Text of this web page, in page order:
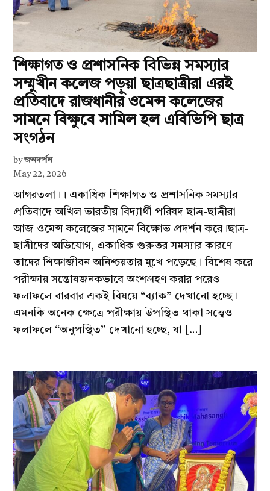
শিক্ষাগত ও প্রশাসনিক বিভিন্ন সমস্যার
সম্মুখীন কলেজ পড়ুয়া ছাত্রছাত্রীরা এরই
প্রতিবাদে রাজধানীর ওমেন্স কলেজের
সামনে বিক্ষুবে সামিল হল এবিভিপি ছাত্র
সংগঠন
by জনদর্পন
May 22, 2026
আগরতলা।। একাধিক শিক্ষাগত ও প্রশাসনিক সমস্যার
প্রতিবাদে অখিল ভারতীয় বিদ্যার্থী পরিষদ ছাত্র-ছাত্রীরা
আজ ওমেন্স কলেজের সামনে বিক্ষোভ প্রদর্শন করে।ছাত্র-
ছাত্রীদের অভিযোগ, একাধিক গুরুতর সমস্যার কারণে
তাদের শিক্ষাজীবন অনিশ্চয়তার মুখে পড়েছে। বিশেষ করে
পরীক্ষায় সন্তোষজনকভাবে অংশগ্রহণ করার পরেও
ফলাফলে বারবার একই বিষয়ে “ব্যাক” দেখানো হচ্ছে।
এমনকি অনেক ক্ষেত্রে পরীক্ষায় উপস্থিত থাকা সত্ত্বেও
ফলাফলে “অনুপস্থিত” দেখানো হচ্ছে, যা […]